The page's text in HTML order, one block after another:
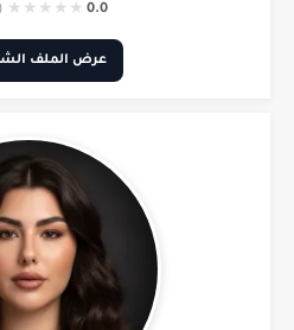
0.0
★
★
★
★
★ (0 تقييم)
عرض الملف